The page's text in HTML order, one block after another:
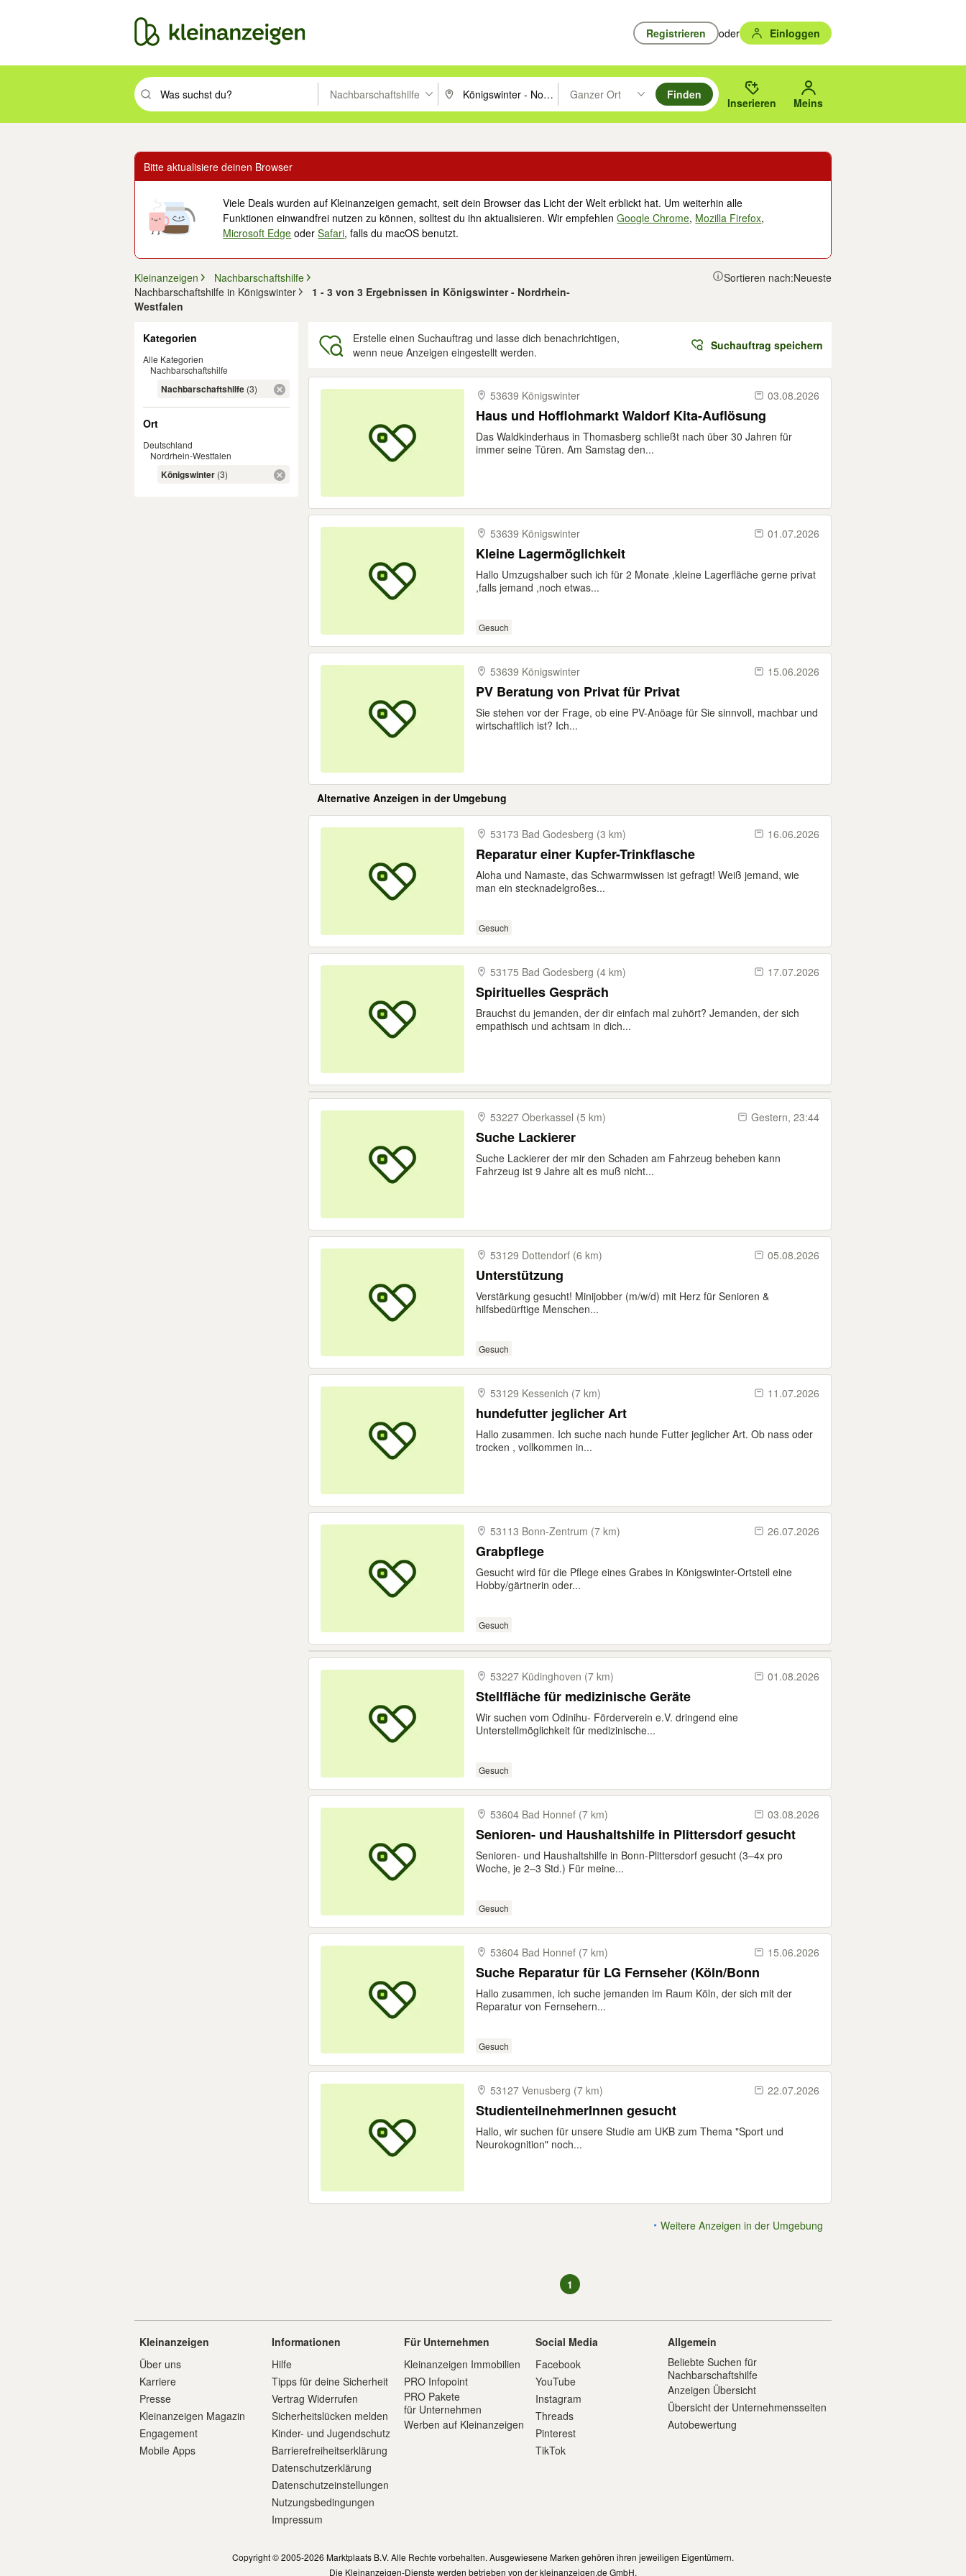
Registrieren oder Einloggen
Suchbegriff eingeben. Eingabetaste drücken um zu suchen, oder Vorschläge mit den Pfeiltasten nach oben/unten durchsuchen und mit Eingabetaste auswählen.
Nachbarschaftshilfe PLZ oder Ort eingeben. Eingabetaste drücken um zu suchen, oder Vorschläge mit den Pfeiltasten nach oben/
Ganzer Ort
Suche im Umkreis des gewählten Orts oder PLZ.
Finden
Inserieren Meins
Bitte aktualisiere deinen Browser
Viele Deals wurden auf Kleinanzeigen gemacht, seit dein Browser das Licht der Welt erblickt hat. Um weiterhin alle
Funktionen einwandfrei nutzen zu können, solltest du ihn aktualisieren. Wir empfehlenGoogle Chrome, Mozilla Firefox,
Microsoft Edge oderSafari, falls du macOS benutzt.
Kleinanzeigen
Nachbarschaftshilfe
Nachbarschaftshilfe in Königswinter
1 - 3 von 3 Ergebnissen in Königswinter - Nordrhein-
Westfalen
Sortieren nach:Neueste
Kategorien
Alle Kategorien
Nachbarschaftshilfe
Nachbarschaftshilfe (3)
Ort
Deutschland
Nordrhein-Westfalen
Königswinter (3)
Erstelle einen Suchauftrag und lasse dich benachrichtigen,
wenn neue Anzeigen eingestellt werden.
Suchauftrag speichern
53639 Königswinter
03.08.2026
Haus und Hofflohmarkt Waldorf Kita-Auflösung
Das Waldkinderhaus in Thomasberg schließt nach über 30 Jahren für
immer seine Türen. Am Samstag den...
53639 Königswinter 01.07.2026
Kleine Lagermöglichkeit
Hallo Umzugshalber such ich für 2 Monate ,kleine Lagerfläche gerne privat
,falls jemand ,noch etwas...
Gesuch
53639 Königswinter 15.06.2026
PV Beratung von Privat für Privat
Sie stehen vor der Frage, ob eine PV-Anöage für Sie sinnvoll, machbar und
wirtschaftlich ist? Ich...
Alternative Anzeigen in der Umgebung
53173 Bad Godesberg (3 km) 16.06.2026
Reparatur einer Kupfer-Trinkflasche
Aloha und Namaste, das Schwarmwissen ist gefragt! Weiß jemand, wie
man ein stecknadelgroßes...
Gesuch
53175 Bad Godesberg (4 km) 17.07.2026
Spirituelles Gespräch
Brauchst du jemanden, der dir einfach mal zuhört? Jemanden, der sich
empathisch und achtsam in dich...
53227 Oberkassel (5 km) Gestern, 23:44
Suche Lackierer
Suche Lackierer der mir den Schaden am Fahrzeug beheben kann
Fahrzeug ist 9 Jahre alt es muß nicht...
53129 Dottendorf (6 km) 05.08.2026
Unterstützung
Verstärkung gesucht! Minijobber (m/w/d) mit Herz für Senioren &
hilfsbedürftige Menschen...
Gesuch
53129 Kessenich (7 km) 11.07.2026
hundefutter jeglicher Art
Hallo zusammen. Ich suche nach hunde Futter jeglicher Art. Ob nass oder
trocken , vollkommen in...
53113 Bonn-​Zentrum (7 km) 26.07.2026
Grabpflege
Gesucht wird für die Pflege eines Grabes in Königswinter-Ortsteil eine
Hobby/gärtnerin oder...
Gesuch
53227 Küdinghoven (7 km) 01.08.2026
Stellfläche für medizinische Geräte
Wir suchen vom Odinihu- Förderverein e.V. dringend eine
Unterstellmöglichkeit für medizinische...
Gesuch
53604 Bad Honnef (7 km) 03.08.2026
Senioren- und Haushaltshilfe in Plittersdorf gesucht
Senioren- und Haushaltshilfe in Bonn-Plittersdorf gesucht (3–4x pro
Woche, je 2–3 Std.) Für meine...
Gesuch
53604 Bad Honnef (7 km) 15.06.2026
Suche Reparatur für LG Fernseher (Köln/Bonn
Hallo zusammen, ich suche jemanden im Raum Köln, der sich mit der
Reparatur von Fernsehern...
Gesuch
53127 Venusberg (7 km) 22.07.2026
StudienteilnehmerInnen gesucht
Hallo, wir suchen für unsere Studie am UKB zum Thema "Sport und
Neurokognition" noch...
Weitere Anzeigen in der Umgebung
1
Kleinanzeigen
Über uns
Karriere
Presse
Kleinanzeigen Magazin
Engagement
Mobile Apps
Informationen
Hilfe
Tipps für deine Sicherheit
Vertrag Widerrufen
Sicherheitslücken melden
Kinder- und Jugendschutz
Barrierefreiheitserklärung
Datenschutzerklärung
Datenschutzeinstellungen
Nutzungsbedingungen
Impressum
Für Unternehmen
Kleinanzeigen Immobilien
PRO Infopoint
PRO Pakete
für Unternehmen
Werben auf Kleinanzeigen
Social Media
Facebook
YouTube
Instagram
Threads
Pinterest
TikTok
Allgemein
Beliebte Suchen für
Nachbarschaftshilfe
Anzeigen Übersicht
Übersicht der Unternehmensseiten
Autobewertung
Copyright © 2005-2026 Marktplaats B.V. Alle Rechte vorbehalten. Ausgewiesene Marken gehören ihren jeweiligen Eigentümern.
Die Kleinanzeigen-Dienste werden betrieben von der kleinanzeigen.de GmbH.